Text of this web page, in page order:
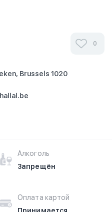
0
Brussels 1020
Алкоголь
Запрещён
Оплата картой